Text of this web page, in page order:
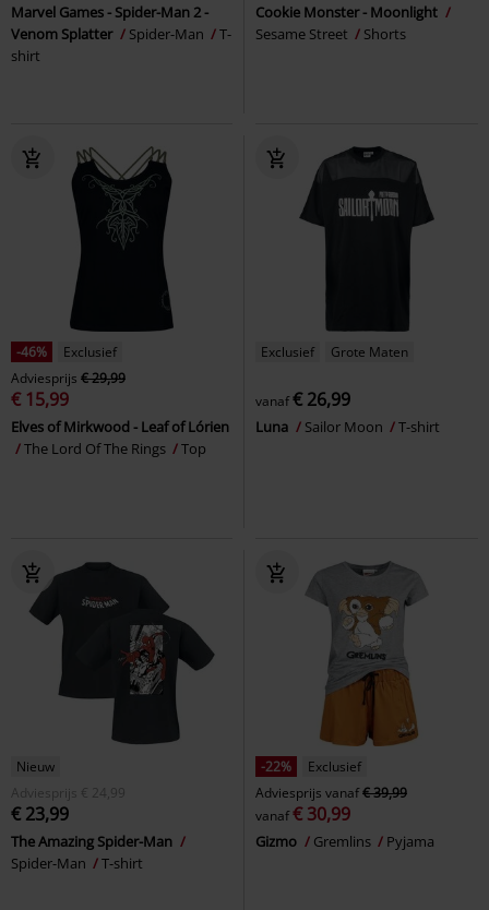
Marvel Games - Spider-Man 2 -
Venom Splatter
Spider-Man
T-
shirt
Cookie Monster - Moonlight
Sesame Street
Shorts
-46%
Exclusief
Adviesprijs € 29,99
€ 15,99
Elves of Mirkwood - Leaf of Lórien
The Lord Of The Rings
Top
Exclusief Grote Maten
vanaf€ 26,99
Luna Sailor Moon T-shirt
Nieuw
Adviesprijs
€ 24,99
€ 23,99
The Amazing Spider-Man
Spider-Man
T-shirt
-22%
Exclusief
Adviesprijs vanaf€ 39,99
vanaf€ 30,99
Gizmo Gremlins Pyjama